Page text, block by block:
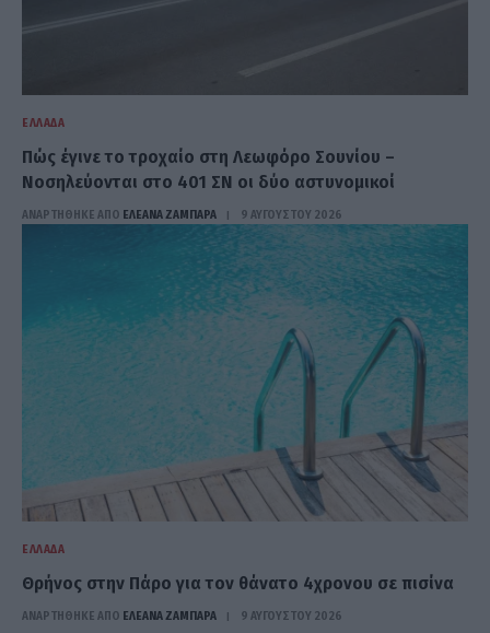
ΕΛΛΆΔΑ
Πώς έγινε το τροχαίο στη Λεωφόρο Σουνίου –
Νοσηλεύονται στο 401 ΣΝ οι δύο αστυνομικοί
ΑΝΑΡΤΗΘΗΚΕ ΑΠΟ ΕΛΕΑΝΑ ΖΑΜΠΑΡΑ 9 ΑΥΓΟΎΣΤΟΥ 2026
ΕΛΛΆΔΑ
Θρήνος στην Πάρο για τον θάνατο 4χρονου σε πισίνα
ΑΝΑΡΤΗΘΗΚΕ ΑΠΟ ΕΛΕΑΝΑ ΖΑΜΠΑΡΑ 9 ΑΥΓΟΎΣΤΟΥ 2026